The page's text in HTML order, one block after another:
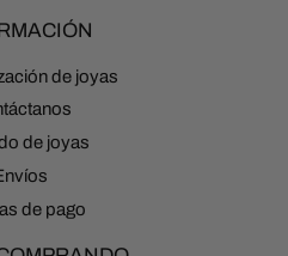
de joyas
de joyas
de pago